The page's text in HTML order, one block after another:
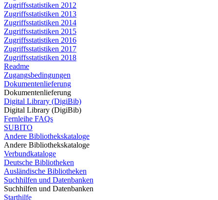
Zugriffsstatistiken 2012
Zugriffsstatistiken 2013
Zugriffsstatistiken 2014
Zugriffsstatistiken 2015
Zugriffsstatistiken 2016
Zugriffsstatistiken 2017
Zugriffsstatistiken 2018
Readme
Zugangsbedingungen
Dokumentenlieferung
Dokumentenlieferung
Digital Library (DigiBib)
Digital Library (DigiBib)
Fernleihe FAQs
SUBITO
Andere Bibliothekskataloge
Andere Bibliothekskataloge
Verbundkataloge
Deutsche Bibliotheken
Ausländische Bibliotheken
Suchhilfen und Datenbanken
Suchhilfen und Datenbanken
Starthilfe